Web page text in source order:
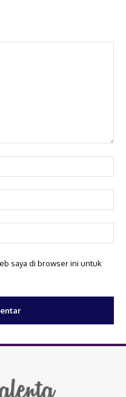
saya di browser ini untuk